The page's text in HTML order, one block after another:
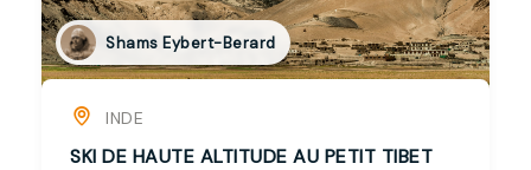
Shams Eybert-Berard
INDE
SKI DE HAUTE ALTITUDE AU PETIT TIBET